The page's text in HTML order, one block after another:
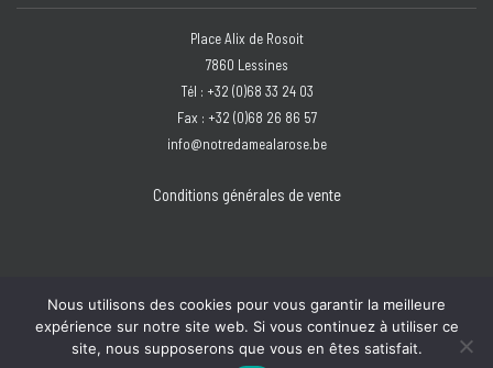
Place Alix de Rosoit
7860 Lessines
Tél : +32 (0)68 33 24 03
Fax : +32 (0)68 26 86 57
info@notredamealarose.be
Conditions générales de vente
Copyright © 2026 Hôpital Notre-Dame à la Rose - Lessines | Design :Bzzz
Nous utilisons des cookies pour vous garantir la meilleure
expérience sur notre site web. Si vous continuez à utiliser ce
site, nous supposerons que vous en êtes satisfait.